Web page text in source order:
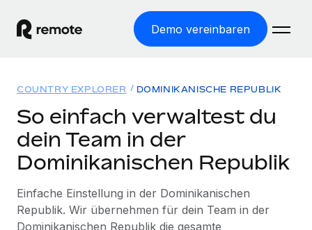
Demo vereinbaren
WELTWEITE BESCHÄFTIGUNG
Globale Payroll
Employer of Record
Weltweites Wachstum ohne Kosten für Niederlassungen
Lösungen
Country Explorer
Länderspezifische Unterstützung bei der Einstellung
Ressourcen
TOOLS UND RECHNER
Preise
COUNTRY EXPLORER DOMINIKANISCHE REPUBLIK
So einfach verwaltest du
dein Team in der
Dominikanischen Republik
Einfache Einstellung in der Dominikanischen
Republik. Wir übernehmen für dein Team in der
Dominikanischen Republik die gesamte